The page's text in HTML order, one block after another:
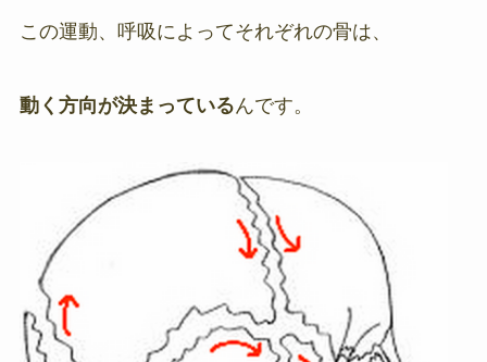
この運動、呼吸によってそれぞれの骨は、
動く方向が決まっているんです。